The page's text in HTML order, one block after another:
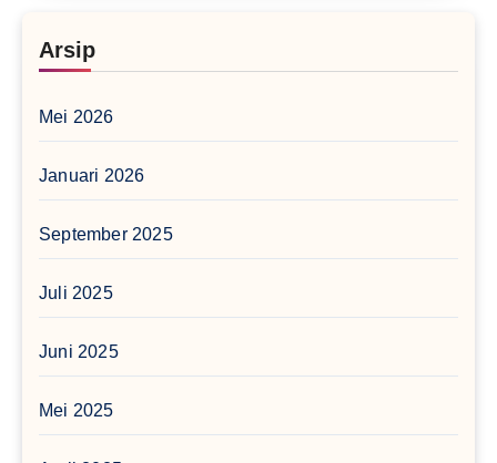
Arsip
Mei 2026
Januari 2026
September 2025
Juli 2025
Juni 2025
Mei 2025